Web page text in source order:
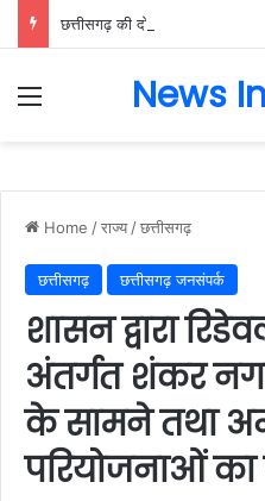
Menu News
Home /राज्य /छत्तीसगढ़
छत्तीसगढ़ छत्तीसगढ़ जनसंपर्क
शासन द्वारा
अंतर्गत शंकर
के सामने तथा
परियोजनाओं का